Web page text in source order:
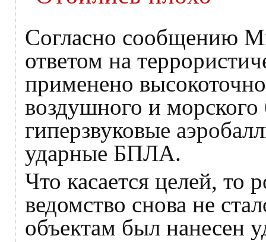
Согласно сообщению
ответом на
применено
воздушного и морского
гиперзвуковые
ударные БПЛА.
Что касается целей, то
ведомство снова не
объектам был нанесен